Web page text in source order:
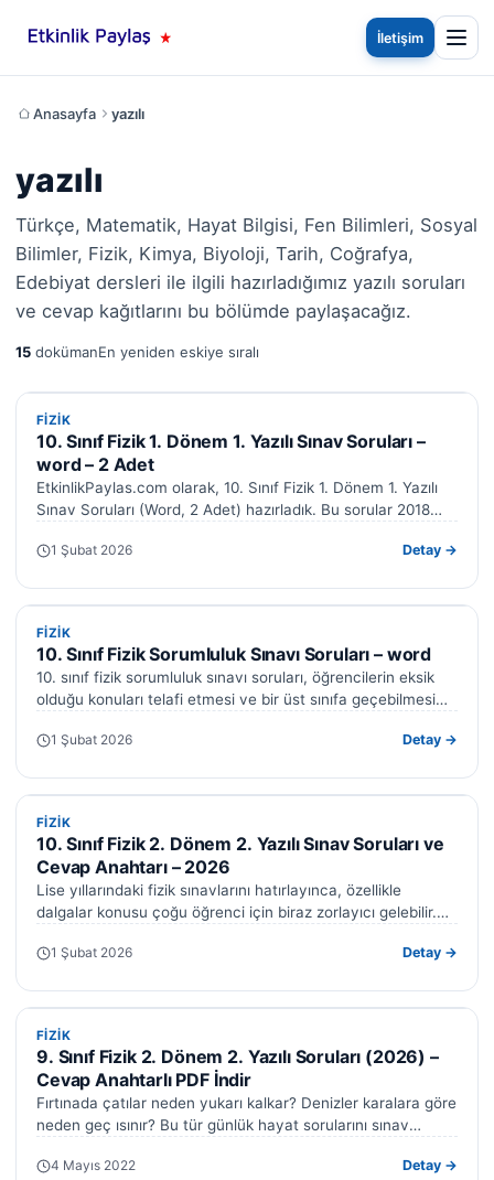
İletişim
Anasayfa yazılı
yazılı
Türkçe, Matematik, Hayat Bilgisi, Fen Bilimleri, Sosyal
Bilimler, Fizik, Kimya, Biyoloji, Tarih, Coğrafya,
Edebiyat dersleri ile ilgili hazırladığımız yazılı soruları
ve cevap kağıtlarını bu bölümde paylaşacağız.
15 dokümanEn yeniden eskiye sıralı
FIZIK
FIZIK
10. Sınıf Fizik 1. Dönem 1. Yazılı Sınav Soruları –
word – 2 Adet
EtkinlikPaylas.com olarak, 10. Sınıf Fizik 1. Dönem 1. Yazılı
Sınav Soruları (Word, 2 Adet) hazırladık. Bu sorular 2018
1 Şubat 2026 Detay →
FIZIK
FIZIK
10. Sınıf Fizik Sorumluluk Sınavı Soruları – word
10. sınıf fizik sorumluluk sınavı soruları, öğrencilerin eksik
olduğu konuları telafi etmesi ve bir üst sınıfa geçebilmesi
1 Şubat 2026 Detay →
FIZIK
FIZIK
10. Sınıf Fizik 2. Dönem 2. Yazılı Sınav Soruları ve
Cevap Anahtarı – 2026
Lise yıllarındaki fizik sınavlarını hatırlayınca, özellikle
dalgalar konusu çoğu öğrenci için biraz zorlayıcı gelebilir.
1 Şubat 2026 Detay →
FIZIK
FIZIK
9. Sınıf Fizik 2. Dönem 2. Yazılı Soruları (2026) –
Cevap Anahtarlı PDF İndir
Fırtınada çatılar neden yukarı kalkar? Denizler karalara göre
neden geç ısınır? Bu tür günlük hayat sorularını sınav
4 Mayıs 2022 Detay →